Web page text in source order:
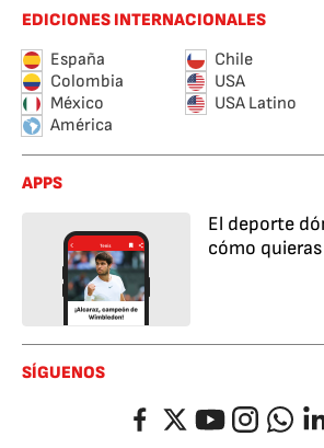
EDICIONES INTERNACIONALES
España
Chile
Colombia
USA
México
USA Latino
América
APPS
El deporte
cómo quieras
SÍGUENOS
FacebookTwitterYouTubeInstagramWhatsapp